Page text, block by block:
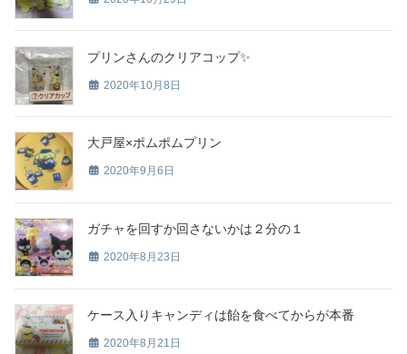
プリンさんのクリアコップ✨
2020年10月8日
大戸屋×ポムポムプリン
2020年9月6日
ガチャを回すか回さないかは２分の１
2020年8月23日
ケース入りキャンディは飴を食べてからが本番
2020年8月21日